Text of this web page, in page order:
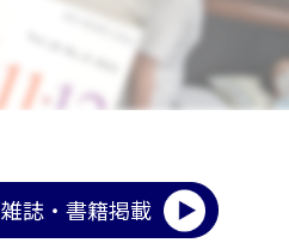
雑誌・書籍掲載